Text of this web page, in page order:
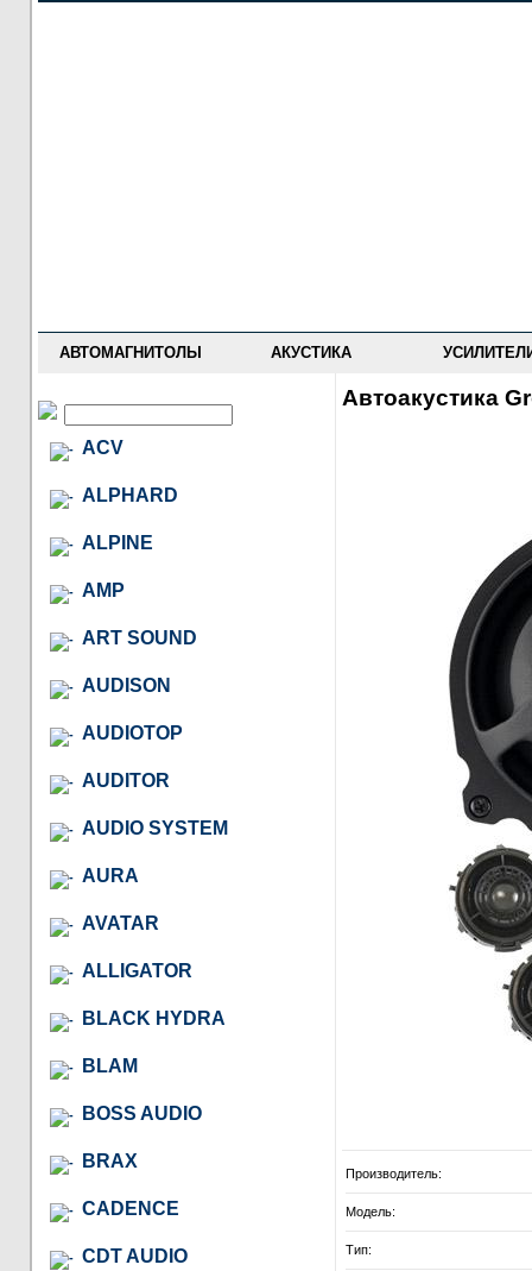
АВТОМАГНИТОЛЫ АКУСТИКА
ACV
ALPHARD
ALPINE
AMP
ART SOUND
AUDISON
AUDIOTOP
AUDITOR
AUDIO SYSTEM
AURA
AVATAR
ALLIGATOR
BLACK HYDRA
BLAM
BOSS AUDIO
BRAX
CADENCE
CDT AUDIO
Автоакустика
Производитель:
Модель:
Тип: